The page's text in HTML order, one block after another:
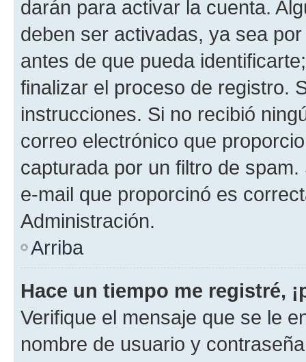
darán para activar la cuenta.
deben ser activadas, ya sea
antes de que pueda
finalizar el proceso de registro.
instrucciones. Si no recibió
correo electrónico que
capturada por un filtro de
e-mail que proporcinó es
Administración.
Arriba
Hace un tiempo me registré,
Verifique el mensaje que se le
nombre de usuario y